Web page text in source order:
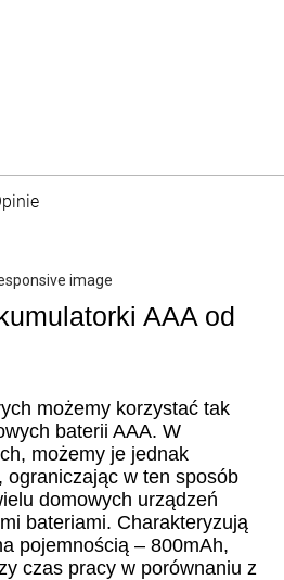
AAA od
możemy korzystać tak
baterii AAA. W
możemy je jednak
ograniczając w ten sposób
domowych urządzeń
bateriami. Charakteryzują
pojemnością – 800mAh,
czas pracy w porównaniu z